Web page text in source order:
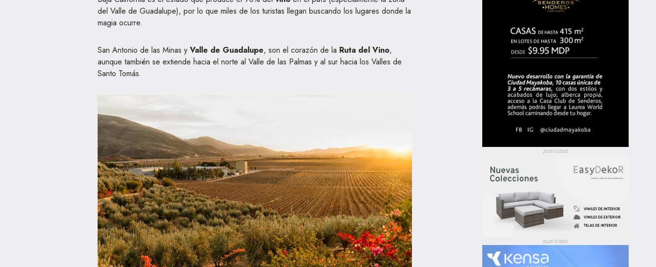
del Valle de Guadalupe), por lo que miles de los turistas llegan buscando los lugares donde la
magia ocurre.
San Antonio de las Minas y Valle de Guadalupe, son el corazón de la Ruta del Vino,
aunque también se extiende hacia el norte al Valle de las Palmas y al sur hacia los Valles de
Santo Tomás.
publicidad
publicidad